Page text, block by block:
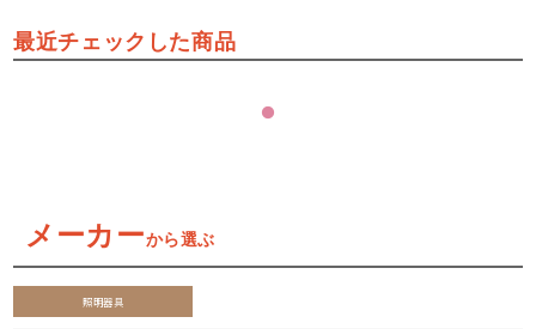
最近チェックした商品
メーカーから選ぶ
照明器具